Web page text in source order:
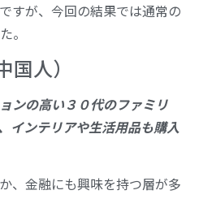
すが、今回の結果では通常の
。
人）
ンの高い３０代のファミリ
インテリアや生活用品も購入
、金融にも興味を持つ層が多